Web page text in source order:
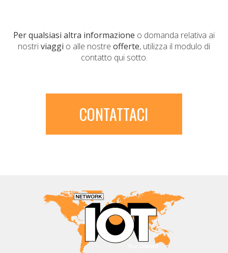
Per qualsiasi altra informazione o domanda relativa ai
nostriviaggi o alle nostre offerte, utilizza il modulo di
contatto qui sotto.
CONTATTACI